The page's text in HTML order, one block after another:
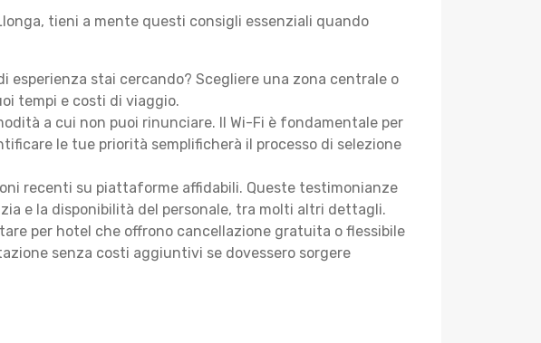
tieni a mente questi consigli essenziali quando
esperienza stai cercando? Scegliere una zona centrale o
tempi e costi di viaggio.
a cui non puoi rinunciare. Il Wi-Fi è fondamentale per
le tue priorità semplificherà il processo di selezione
recenti su piattaforme affidabili. Queste testimonianze
e la disponibilità del personale, tra molti altri dettagli.
per hotel che offrono cancellazione gratuita o flessibile
senza costi aggiuntivi se dovessero sorgere